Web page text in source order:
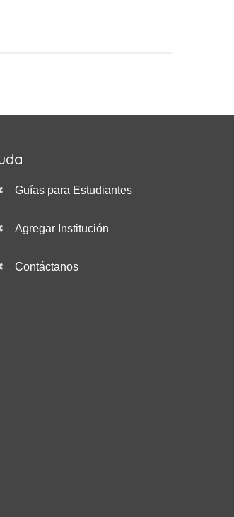
Guías para Estudiantes
Agregar Institución
Contáctanos